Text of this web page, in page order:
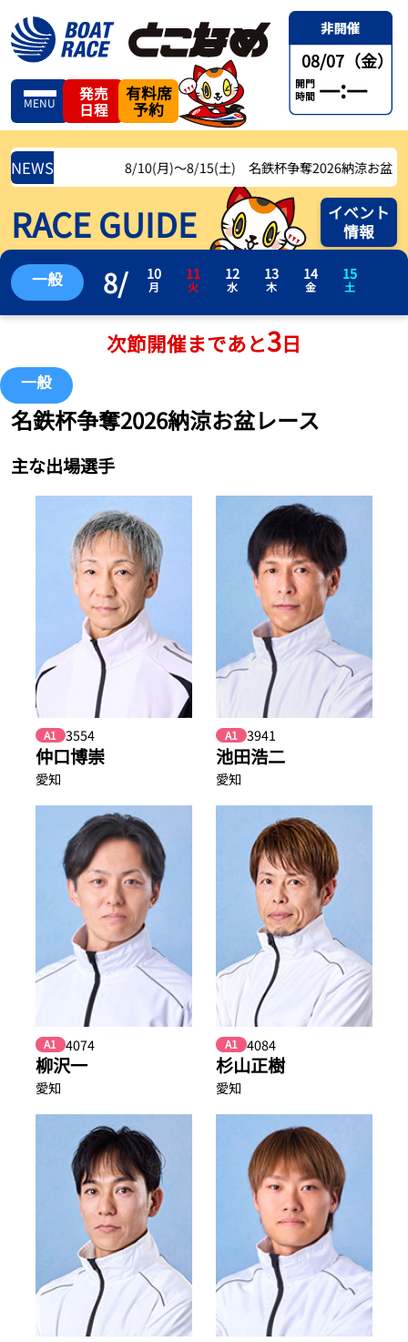
MENU
発売
日程
有料席
予約
08/07（金）
開門
時間 —:—
NEWS 8/10(月)〜8/15(土) 名鉄杯争奪2026納涼お盆レース
RACE GUIDE
イベント
情報
一般 8/ 10
月
11
火
12
水
13
木
14
金
15
土
次節開催まであと3日
一般
名鉄杯争奪2026納涼お盆レース
主な出場選手
A1 3554
仲口博崇
愛知
A1 3941
池田浩二
愛知
A1 4074
柳沢一
愛知
A1 4084
杉山正樹
愛知